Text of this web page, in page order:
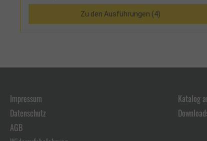
Zu den Ausführungen (4)
Impressum
Datenschutz
AGB
Katalog